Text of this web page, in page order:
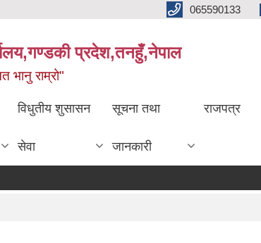
065590133
प्रदेश,तनहुँ,नेपाल
भानु राम्रो"
विधुतीय शुसासन
सेवा
सूचना तथा
जानकारी
राजपत्र